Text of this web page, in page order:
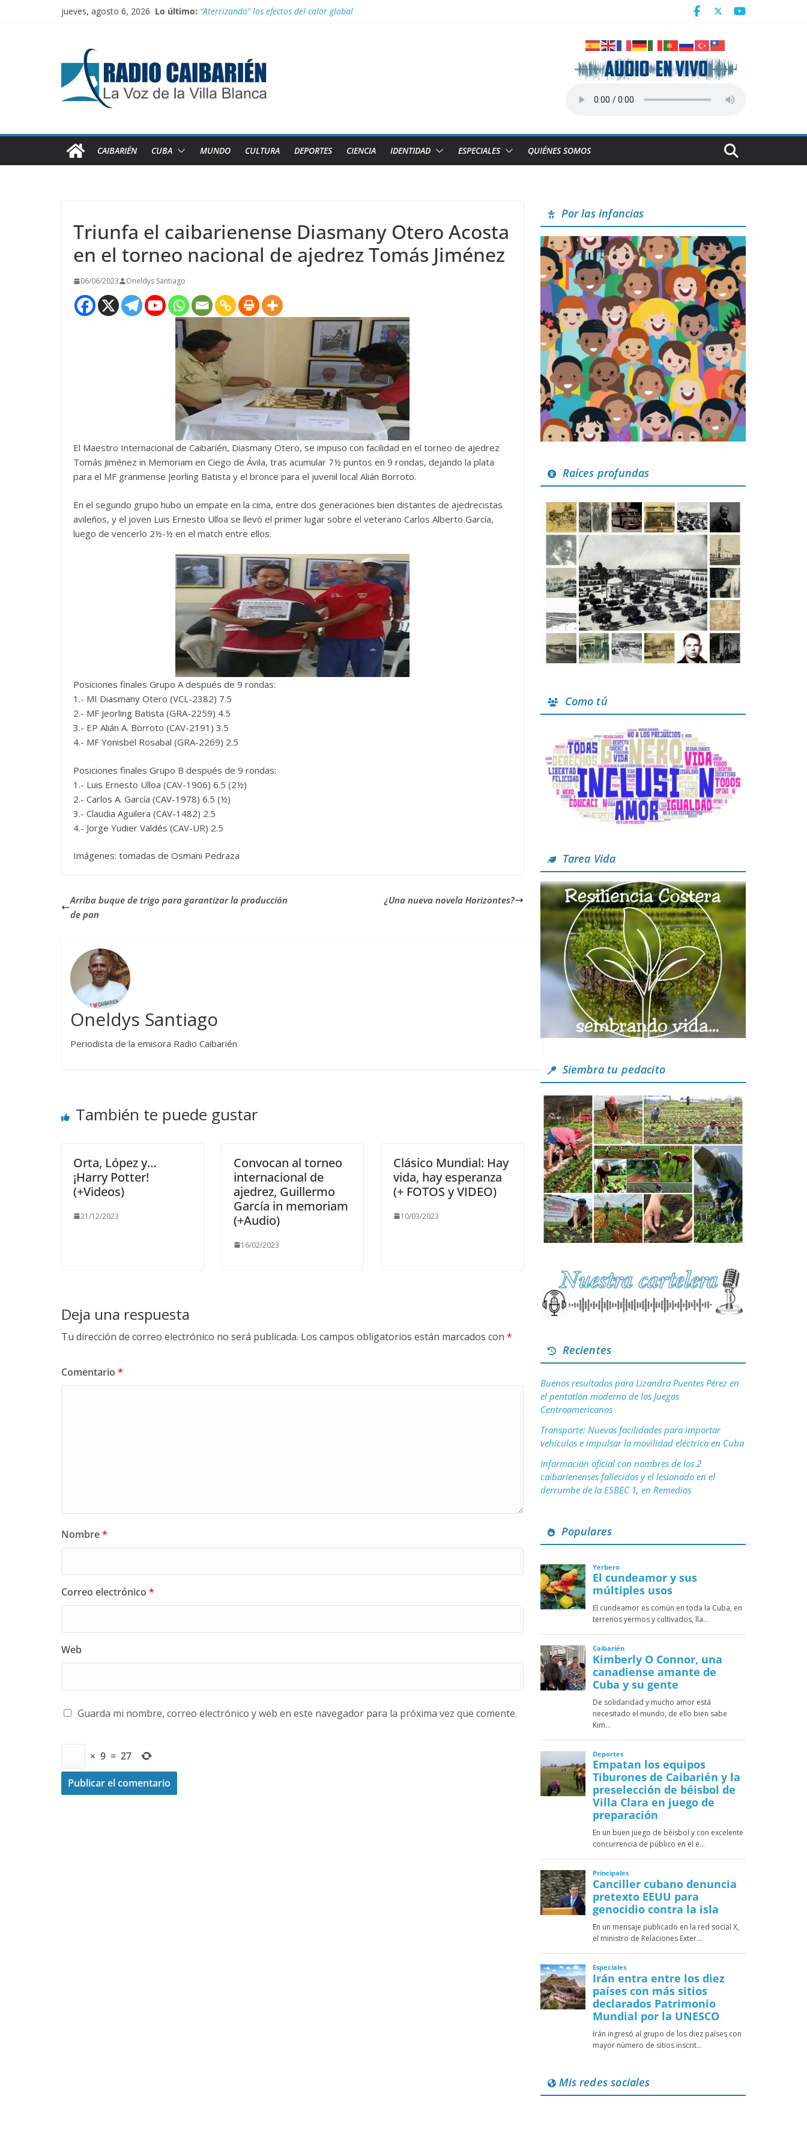
jueves, agosto 6, 2026 Lo último: “Aterrizando” los efectos del calor global
Información oficial con nombres de los 2 caibarienenses fallecidos y el lesionado en el derrumbe de la ESBEC 1, en Remedios
Irán entra entre los diez países con más sitios declarados Patrimonio Mundial por la UNESCO
CAIBARIÉN CUBA MUNDO CULTURA DEPORTES CIENCIA IDENTIDAD ESPECIALES QUIÉNES SOMOS
Triunfa el caibarienense Diasmany Otero Acosta
en el torneo nacional de ajedrez Tomás Jiménez
06/06/2023 Oneldys Santiago
El Maestro Internacional de Caibarién, Diasmany Otero, se impuso con facilidad en el torneo de ajedrez
Tomás Jiménez in Memoriam en Ciego de Ávila, tras acumular 7½ puntos en 9 rondas, dejando la plata
para el MF granmense Jeorling Batista y el bronce para el juvenil local Alián Borroto.
En el segundo grupo hubo un empate en la cima, entre dos generaciones bien distantes de ajedrecistas
avileños, y el joven Luis Ernesto Ulloa se llevó el primer lugar sobre el veterano Carlos Alberto García,
luego de vencerlo 2½-½ en el match entre ellos.
Posiciones finales Grupo A después de 9 rondas:
1.- MI Diasmany Otero (VCL-2382) 7.5
2.- MF Jeorling Batista (GRA-2259) 4.5
3.- EP Alián A. Borroto (CAV-2191) 3.5
4.- MF Yonisbel Rosabal (GRA-2269) 2.5
Posiciones finales Grupo B después de 9 rondas:
1.- Luis Ernesto Ulloa (CAV-1906) 6.5 (2½)
2.- Carlos A. García (CAV-1978) 6.5 (½)
3.- Claudia Aguilera (CAV-1482) 2.5
4.- Jorge Yudier Valdés (CAV-UR) 2.5
Imágenes: tomadas de Osmani Pedraza
Arriba buque de trigo para garantizar la producción
de pan
¿Una nueva novela Horizontes?
Oneldys Santiago
Periodista de la emisora Radio Caibarién
También te puede gustar
Orta, López y…
¡Harry Potter!
(+Videos)
21/12/2023
Convocan al torneo
internacional de
ajedrez, Guillermo
García in memoriam
(+Audio)
16/02/2023
Clásico Mundial: Hay
vida, hay esperanza
(+ FOTOS y VIDEO)
10/03/2023
Deja una respuesta
Tu dirección de correo electrónico no será publicada. Los campos obligatorios están marcados con *
Comentario *
Nombre*
Correo electrónico *
Web
Guarda mi nombre, correo electrónico y web en este navegador para la próxima vez que comente.
× 9 = 27
Por las infancias
Raíces profundas
Como tú
Tarea Vida
Siembra tu pedacito
Recientes
Buenos resultados para Lizandra Puentes Pérez en
el pentatlón moderno de los Juegos
Centroamericanos
Transporte: Nuevas facilidades para importar
vehículos e impulsar la movilidad eléctrica en Cuba
Información oficial con nombres de los 2
caibarienenses fallecidos y el lesionado en el
derrumbe de la ESBEC 1, en Remedios
Populares
Mis redes sociales